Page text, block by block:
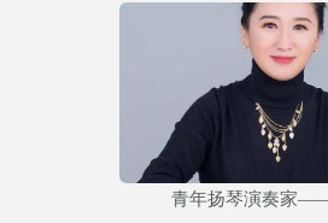
青年扬琴演奏家